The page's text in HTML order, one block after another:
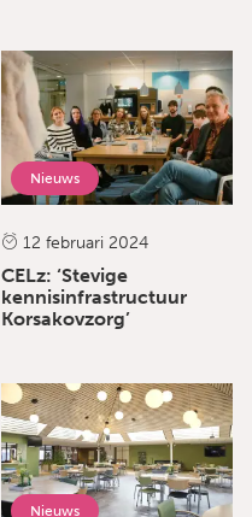
Nieuws
12 februari 2024
CELz: ‘Stevige
kennisinfrastructuur
Korsakovzorg’
Nieuws